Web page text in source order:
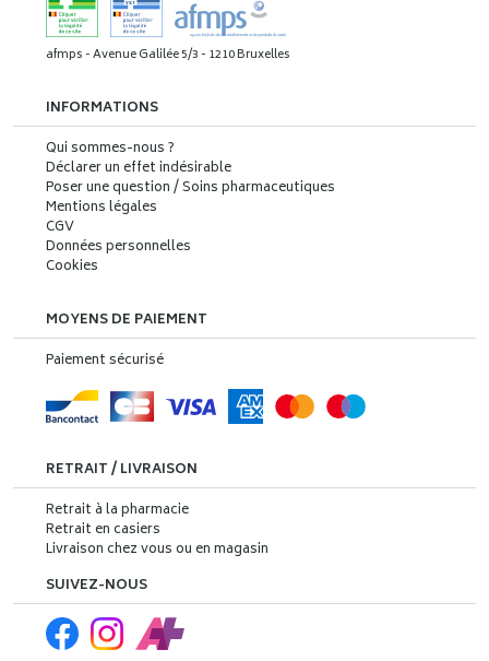
afmps - Avenue Galilée 5/3 - 1210 Bruxelles
INFORMATIONS
Qui sommes-nous ?
Déclarer un effet indésirable
Poser une question / Soins pharmaceutiques
Mentions légales
CGV
Données personnelles
Cookies
MOYENS DE PAIEMENT
Paiement sécurisé
RETRAIT / LIVRAISON
Retrait à la pharmacie
Retrait en casiers
Livraison chez vous ou en magasin
SUIVEZ-NOUS